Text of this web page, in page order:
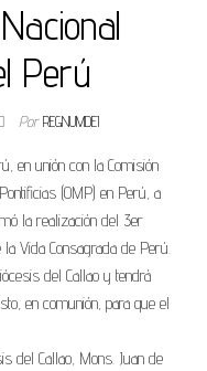
Perú
Por REGNUMDEI
en unión con la Comisión
(OMP) en Perú, a
la realización del 3er
Vida Consagrada de Perú.
del Callao y tendrá
en comunión, para que el
del Callao, Mons. Juan de